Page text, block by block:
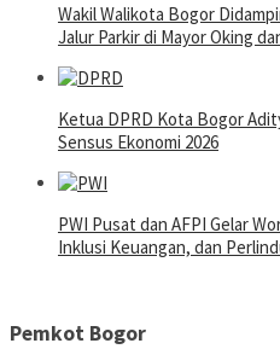
Wakil Walikota Bogor
Jalur Parkir di Mayor Oking
Ketua DPRD Kota Bogor
Sensus Ekonomi 2026
PWI Pusat dan AFPI Gelar
Inklusi Keuangan, dan
Pemkot Bogor